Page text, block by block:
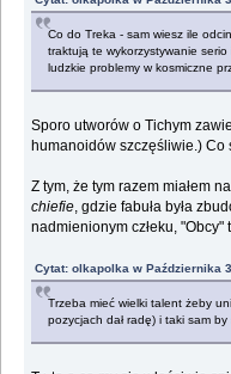
Co do Treka - sam wiesz ile
traktują te wykorzystywanie
ludzkie problemy w kosmiczne
Sporo utworów o Tichym
humanoidów szczęśliwie.) Co
Z tym, że tym razem miałem
chiefie, gdzie fabuła była
nadmienionym człeku,
Cytat: olkapolka w Października
Trzeba mieć wielki talent żeby
pozycjach dał radę) i taki sam